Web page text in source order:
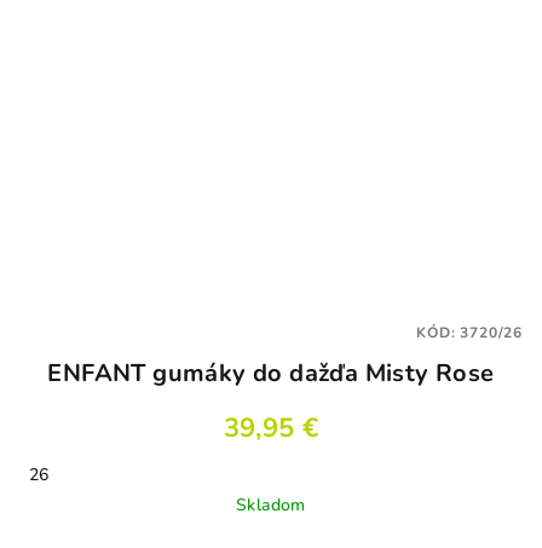
ENFANT gumáky do dažďa Misty Rose
39,95 €
26
Skladom
KÓD:3720/26